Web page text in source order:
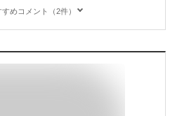
めコメント（2件）